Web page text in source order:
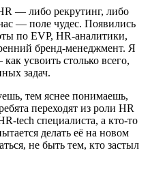
— либо рекрутинг, либо
— поле чудес. Появились
по EVP, HR-аналитики,
бренд-менеджмент. Я
усвоить столько всего,
задач.
тем яснее понимаешь,
переходят из роли HR
tech специалиста, а кто-то
делать её на новом
не быть тем, кто застыл